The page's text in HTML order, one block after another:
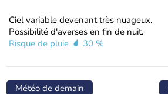
Ciel variable devenant très nuageux.
Possibilité d'averses en fin de nuit.
Risque de pluie
30 %
Météo de demain